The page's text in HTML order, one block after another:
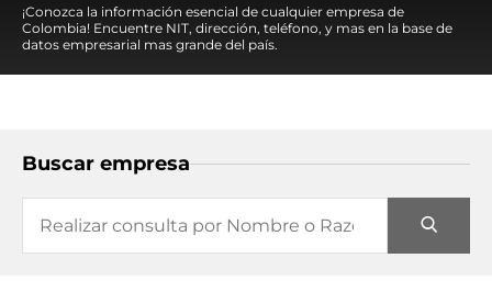
¡Conozca la información esencial de cualquier empresa de
Colombia! Encuentre NIT, dirección, teléfono, y mas en la base de
datos empresarial mas grande del país.
Buscar empresa